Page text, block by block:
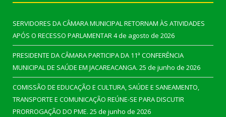
SERVIDORES DA CÂMARA MUNICIPAL RETORNAM ÀS ATIVIDADES
APÓS O RECESSO PARLAMENTAR4 de agosto de 2026
PRESIDENTE DA CÂMARA PARTICIPA DA 11ª CONFERÊNCIA
MUNICIPAL DE SAÚDE EM JACAREACANGA. 25 de junho de 2026
COMISSÃO DE EDUCAÇÃO E CULTURA, SAÚDE E SANEAMENTO,
TRANSPORTE E COMUNICAÇÃO REÚNE-SE PARA DISCUTIR
PRORROGAÇÃO DO PME. 25 de junho de 2026